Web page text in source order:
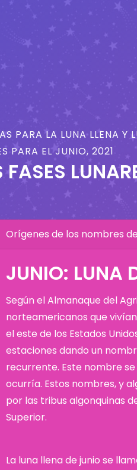
PARA LA LUNA LLENA Y
PARA EL JUNIO, 2021
Orígenes de los nombres
JUNIO: LUNA
Según el Almanaque del
norteamericanos que
el este de los Estados
estaciones dando un
recurrente. Este nombre
ocurría. Estos nombres, y
por las tribus algonquinas
Superior.
La luna llena de junio se